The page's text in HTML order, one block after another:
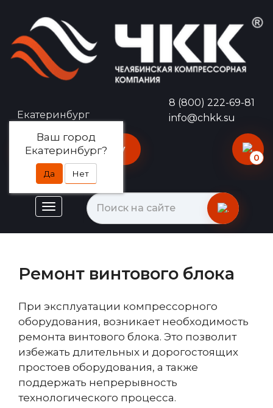
Екатеринбург
Ваш город
Екатеринбург?
Да Нет
8 (800) 222-69-81
info@chkk.su
Оставить заявку
0
Ремонт винтового блока
При эксплуатации компрессорного
оборудования, возникает необходимость
ремонта винтового блока. Это позволит
избежать длительных и дорогостоящих
простоев оборудования, а также
поддержать непрерывность
технологического процесса.